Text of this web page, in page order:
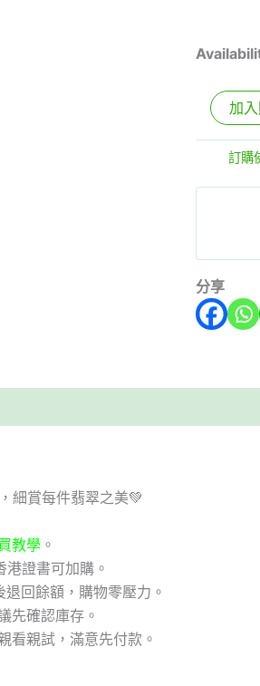
加
分類:訂購
分享
細賞每件翡翠之美💚
教學 。
證書可加購。
回餘額，購物零壓力。
先確認庫存。
看親試，滿意先付款。